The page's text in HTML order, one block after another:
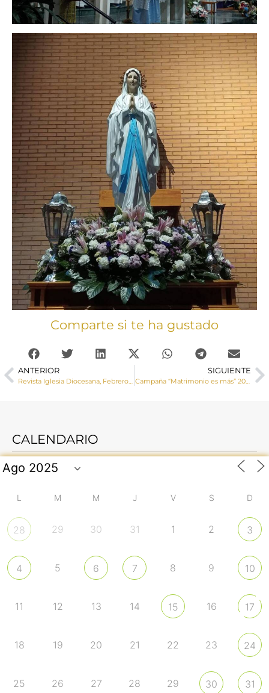
Comparte si te ha gustado
ANTERIOR
Revista Iglesia Diocesana, Febrero 2025
SIGUIENTE
Campaña “Matrimonio es más” 2025: «Llena su corazón, hazlo latir»
CALENDARIO
L M M J V S D
28 29 30 31 1 2 3
4 5 6 7 8 9 10
11 12 13 14 15 16 17
18 19 20 21 22 23 24
25 26 27 28 29 30 31